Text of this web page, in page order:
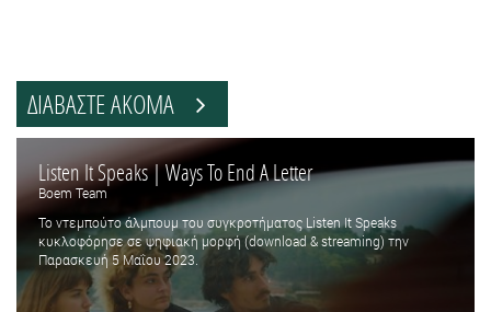
ΔΙΑΒΑΣΤΕ ΑΚΟΜΑ
Listen It Speaks | Ways To End A Letter
Boem Team
Το ντεμπούτο άλμπουμ του συγκροτήματος Listen It Speaks
κυκλοφόρησε σε ψηφιακή μορφή (download & streaming) την
Παρασκευή 5 Μαΐου 2023.